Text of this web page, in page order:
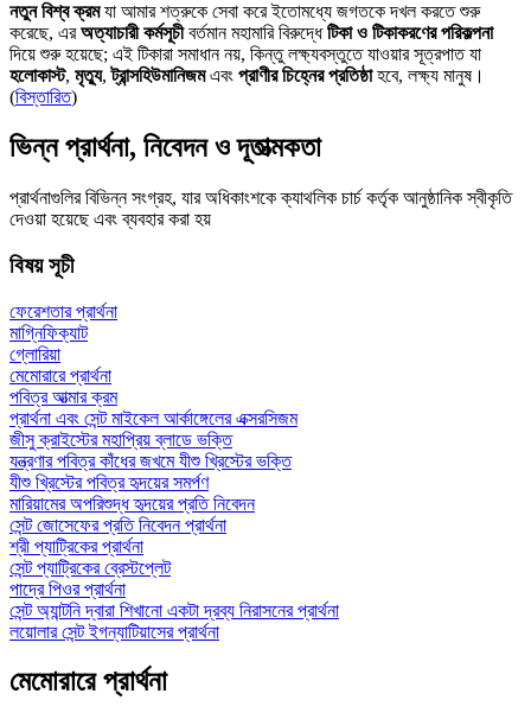
নতুন বিশ্ব ক্রমযা আমার শত্রুকে সেবা করে ইতোমধ্যে জগতকে দখল করতে শুরু
করেছে, এরঅত্যাচারী কর্মসূচীবর্তমান মহামারি বিরুদ্ধেটিকা ও টিকাকরণের পরিকল্পনা
দিয়ে শুরু হয়েছে; এই টিকারা সমাধান নয়, কিন্তু লক্ষ্যবস্তুতে যাওয়ার সূত্রপাত যা
হলোকাস্ট, মৃত্যু,ট্রান্সহিউমানিজমএবং প্রাণীর চিহ্নের প্রতিষ্ঠাহবে, লক্ষ্য মানুষ।
(বিস্তারিত)
ভিন্ন প্রার্থনা, নিবেদন ও দূতাত্মকতা
প্রার্থনাগুলির বিভিন্ন সংগ্রহ, যার অধিকাংশকে ক্যাথলিক চার্চ কর্তৃক আনুষ্ঠানিক স্বীকৃতি
দেওয়া হয়েছে এবং ব্যবহার করা হয়
বিষয় সূচী
ফেরেশতার প্রার্থনা
মাগ্নিফিক্যাট
গ্লোরিয়া
মেমোরারে প্রার্থনা
পবিত্র আত্মার ক্রম
প্রার্থনা এবং সেন্ট মাইকেল আর্কাঙ্গেলের এক্সরসিজম
জীসু ক্রাইস্টের মহাপ্রিয় ব্লাডে ভক্তি
যন্ত্রণার পবিত্র কাঁধের জখমে যীশু খ্রিস্টের ভক্তি
যীশু খ্রিস্টের পবিত্র হৃদয়ের সমর্পণ
মারিয়ামের অপরিশুদ্ধ হৃদয়ের প্রতি নিবেদন
সেন্ট জোসেফের প্রতি নিবেদন প্রার্থনা
শ্রী প্যাট্রিকের প্রার্থনা
সেন্ট প্যাট্রিকের ব্রেস্টপ্লেট
পাদ্রে পিওর প্রার্থনা
সেন্ট অ্যান্টনি দ্বারা শিখানো একটা দ্রব্য নিরাসনের প্রার্থনা
লয়োলার সেন্ট ইগন্যাটিয়াসের প্রার্থনা
মেমোরারে প্রার্থনা